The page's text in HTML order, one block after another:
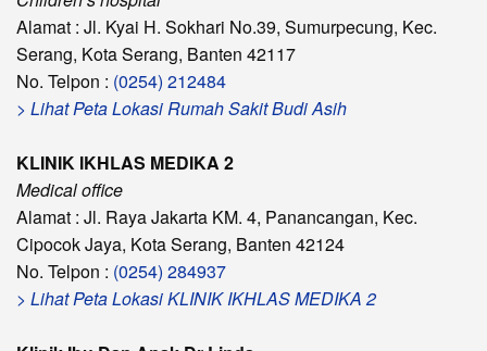
Alamat : Jl. Kyai H. Sokhari No.39, Sumurpecung, Kec.
Serang, Kota Serang, Banten 42117
No. Telpon : (0254) 212484
> Lihat Peta Lokasi Rumah Sakit Budi Asih
KLINIK IKHLAS MEDIKA 2
Medical office
Alamat : Jl. Raya Jakarta KM. 4, Panancangan, Kec.
Cipocok Jaya, Kota Serang, Banten 42124
No. Telpon : (0254) 284937
> Lihat Peta Lokasi KLINIK IKHLAS MEDIKA 2